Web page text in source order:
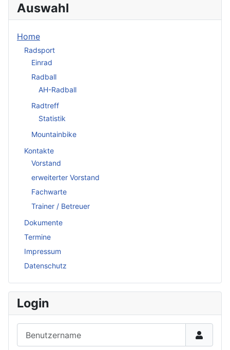
Auswahl
Home
Radsport
Einrad
Radball
AH-Radball
Radtreff
Statistik
Mountainbike
Kontakte
Vorstand
erweiterter Vorstand
Fachwarte
Trainer / Betreuer
Dokumente
Termine
Impressum
Datenschutz
Login